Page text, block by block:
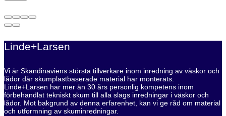
Linde+Larsen
Vi är Skandinaviens största tillverkare inom inredning av väskor och
lådor där skumplastbaserade material har monterats.
Linde+Larsen har mer än 30 års personlig kompetens inom
förbehandlat tekniskt skum till alla slags inredningar i väskor och
lådor. Mot bakgrund av denna erfarenhet, kan vi ge råd om material
och utformning av skuminredningar.